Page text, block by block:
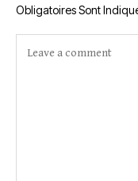
Obligatoires Sont